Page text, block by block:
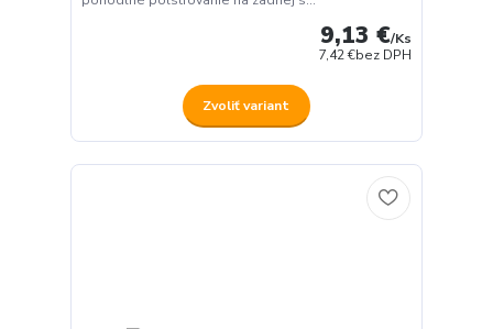
9,13 €/Ks
7,42 €bez DPH
Zvoliť variant